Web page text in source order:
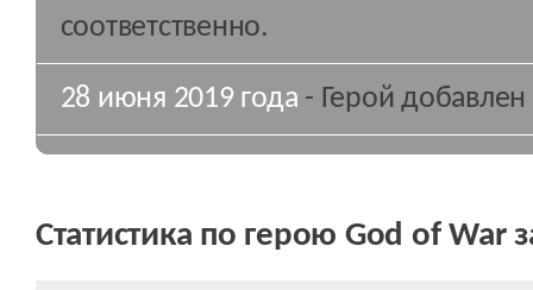
соответственно.
28 июня 2019 года - Герой добавлен
Статистика по герою God of War